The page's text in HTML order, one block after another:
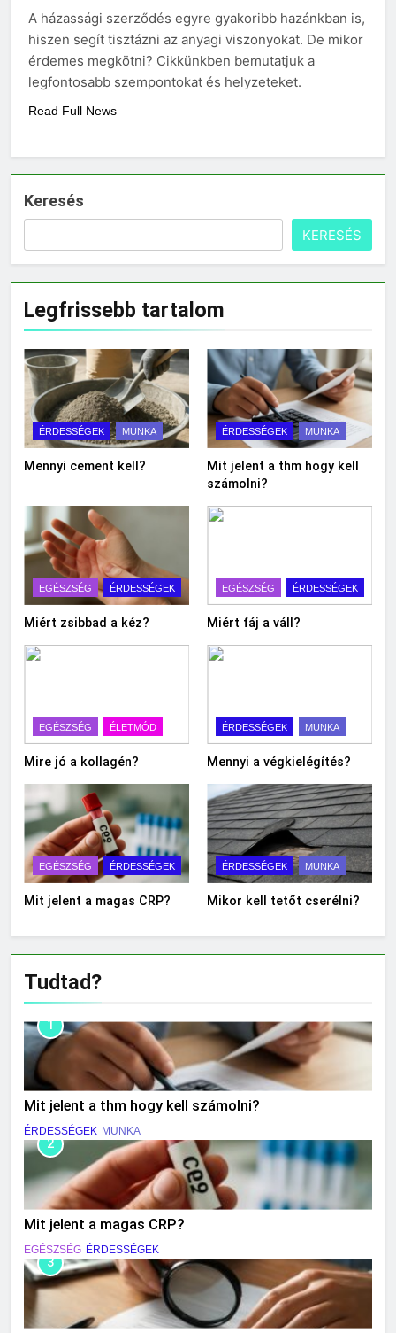
3 Nap Ezelőtt
A házassági szerződés egyre gyakoribb hazánkban is,
hiszen segít tisztázni az anyagi viszonyokat. De mikor
érdemes megkötni? Cikkünkben bemutatjuk a
legfontosabb szempontokat és helyzeteket.
Read Full News
Keresés
KERESÉS
Legfrissebb tartalom
ÉRDESSÉGEK MUNKA
Mennyi cement kell?
ÉRDESSÉGEK MUNKA
Mit jelent a thm hogy kell
számolni?
EGÉSZSÉG ÉRDESSÉGEK
Miért zsibbad a kéz?
EGÉSZSÉG ÉRDESSÉGEK
Miért fáj a váll?
EGÉSZSÉG ÉLETMÓD
Mire jó a kollagén?
ÉRDESSÉGEK MUNKA
Mennyi a végkielégítés?
EGÉSZSÉG ÉRDESSÉGEK
Mit jelent a magas CRP?
ÉRDESSÉGEK MUNKA
Mikor kell tetőt cserélni?
Tudtad?
1
Mit jelent a thm hogy kell számolni?
ÉRDESSÉGEK MUNKA
2
Mit jelent a magas CRP?
EGÉSZSÉG ÉRDESSÉGEK
3